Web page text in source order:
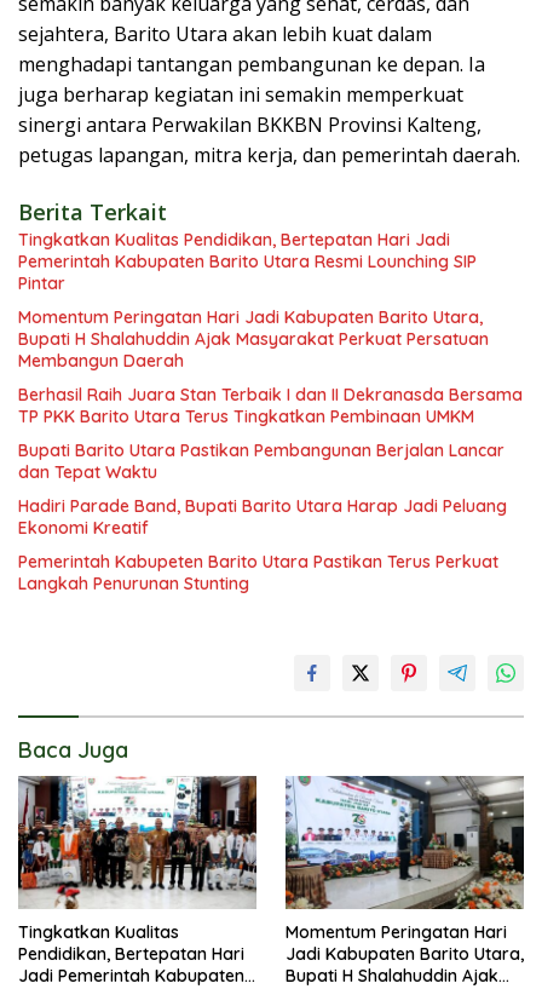
sejahtera, Barito Utara akan lebih kuat dalam
menghadapi tantangan pembangunan ke depan. Ia
juga berharap kegiatan ini semakin memperkuat
sinergi antara Perwakilan BKKBN Provinsi Kalteng,
petugas lapangan, mitra kerja, dan pemerintah daerah.
Berita Terkait
Tingkatkan Kualitas Pendidikan, Bertepatan Hari Jadi
Pemerintah Kabupaten Barito Utara Resmi Lounching SIP
Pintar
Momentum Peringatan Hari Jadi Kabupaten Barito Utara,
Bupati H Shalahuddin Ajak Masyarakat Perkuat Persatuan
Membangun Daerah
Berhasil Raih Juara Stan Terbaik I dan II Dekranasda Bersama
TP PKK Barito Utara Terus Tingkatkan Pembinaan UMKM
Bupati Barito Utara Pastikan Pembangunan Berjalan Lancar
dan Tepat Waktu
Hadiri Parade Band, Bupati Barito Utara Harap Jadi Peluang
Ekonomi Kreatif
Pemerintah Kabupeten Barito Utara Pastikan Terus Perkuat
Langkah Penurunan Stunting
Baca Juga
Tingkatkan Kualitas
Pendidikan, Bertepatan Hari
Jadi Pemerintah Kabupaten
Momentum Peringatan Hari
Jadi Kabupaten Barito Utara,
Bupati H Shalahuddin Ajak